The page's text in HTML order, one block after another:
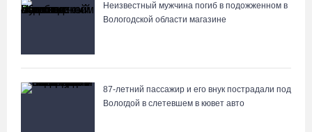
Вологжане сняли на видео медведей на Чукотке
Неизвестный мужчина погиб в подожженном в
Вологодской области магазине
87-летний пассажир и его внук пострадали под
Вологдой в слетевшем в кювет авто